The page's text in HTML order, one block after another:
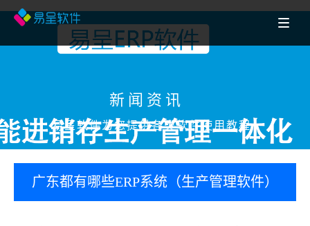
新闻资讯
易呈软件为您提供各类软件使用教程
广东都有哪些ERP系统（生产管理软件）